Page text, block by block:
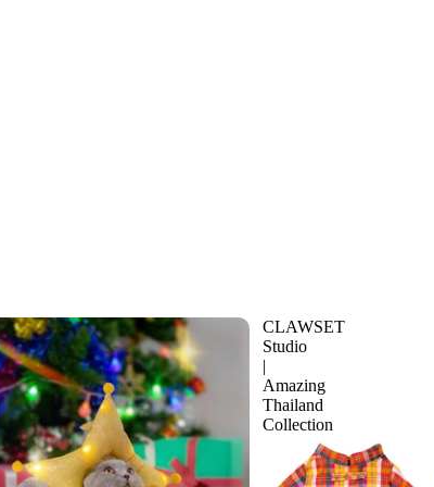
CLAWSET
Studio
|
Amazing
Thailand
Collection